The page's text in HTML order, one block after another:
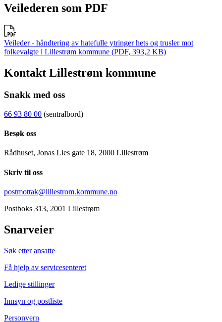
Veilederen som PDF
Veileder - håndtering av hatefulle ytringer hets og trusler mot
folkevalgte i Lillestrøm kommune (PDF, 393,2 KB)
Kontakt Lillestrøm kommune
Snakk med oss
66 93 80 00 (sentralbord)
Besøk oss
Rådhuset, Jonas Lies gate 18, 2000 Lillestrøm
Skriv til oss
postmottak@lillestrom.kommune.no
Postboks 313, 2001 Lillestrøm
Snarveier
Søk etter ansatte
Få hjelp av servicesenteret
Ledige stillinger
Innsyn og postliste
Personvern